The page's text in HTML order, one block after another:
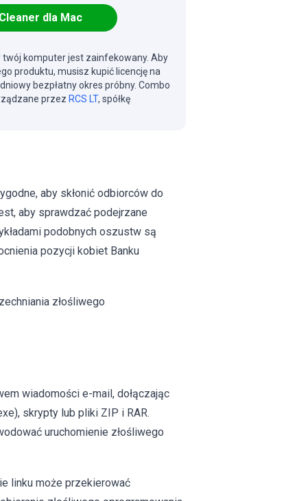
dla Mac
twój komputer jest zainfekowany. Aby
produktu, musisz kupić licencję na
bezpłatny okres próbny. Combo
przez RCS LT, spółkę
aby skłonić odbiorców do
aby sprawdzać podejrzane
podobnych oszustw są
pozycji kobiet Banku
złośliwego
wiadomości e-mail, dołączając
skrypty lub pliki ZIP i RAR.
uruchomienie złośliwego
linku może przekierować